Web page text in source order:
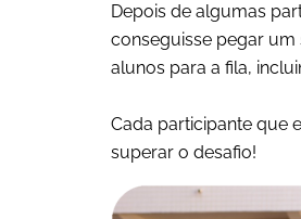
Depois de algumas
conseguisse pegar
alunos para a fila,
Cada participante que
superar o desafio!